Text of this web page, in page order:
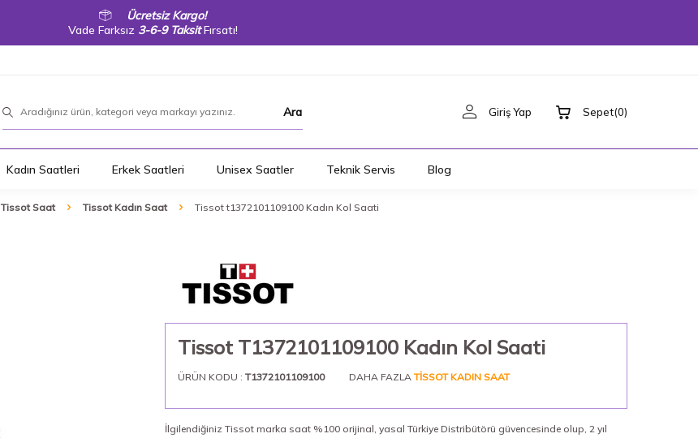
Ücretsiz Kargo!
Vade Farksız 3-6-9 TaksitFırsatı!
Ara Giriş Yap Sepet(0)
Kadın Saatleri Erkek Saatleri Unisex Saatler Teknik Servis Blog
Tissot Saat Tissot Kadın Saat Tissot t1372101109100 Kadın Kol Saati
Tissot T1372101109100 Kadın Kol Saati
ÜRÜN KODU : T1372101109100 DAHA FAZLA TISSOT KADIN SAAT
İlgilendiğiniz Tissot marka saat %100 orijinal, yasal Türkiye Distribütörü güvencesinde olup, 2 yıl